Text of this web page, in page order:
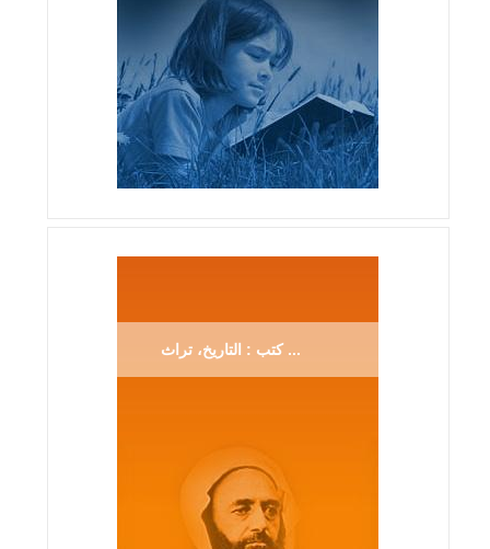
كتب : التاريخ، تراث ...